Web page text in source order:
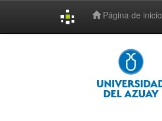
Página de inicio